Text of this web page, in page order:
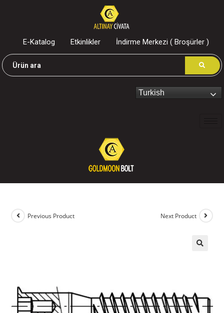
E-Katalog Etkinlikler İndirme Merkezi ( Broşürler )
Turkish
Previous Product Next Product